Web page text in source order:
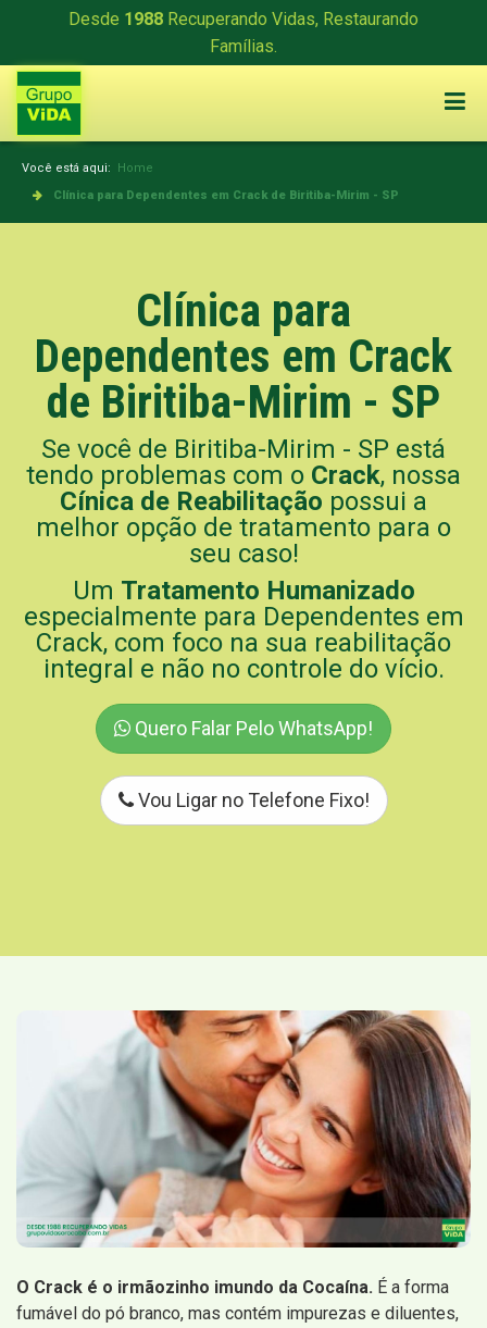
Desde 1988 Recuperando Vidas, Restaurando
Famílias.
Você está aqui: Home
Clínica para Dependentes em Crack de Biritiba-Mirim - SP
Clínica para
Dependentes em Crack
de Biritiba-Mirim - SP
Se você de Biritiba-Mirim - SP está
tendo problemas com o Crack, nossa
Cínica de Reabilitação possui a
melhor opção de tratamento para o
seu caso!
Um Tratamento Humanizado
especialmente para Dependentes em
Crack, com foco na sua reabilitação
integral e não no controle do vício.
Quero Falar Pelo WhatsApp!
Vou Ligar no Telefone Fixo!
O Crack é o irmãozinho imundo da Cocaína. É a forma
fumável do pó branco, mas contém impurezas e diluentes,